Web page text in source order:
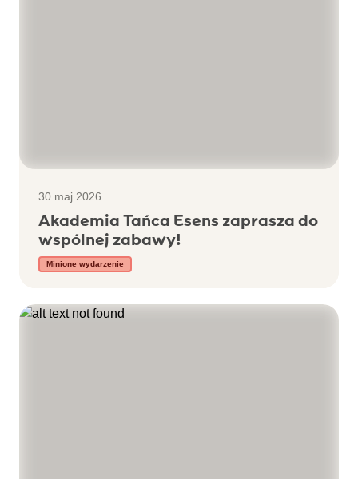
30 maj 2026
Akademia Tańca Esens zaprasza do
wspólnej zabawy!
Minione wydarzenie